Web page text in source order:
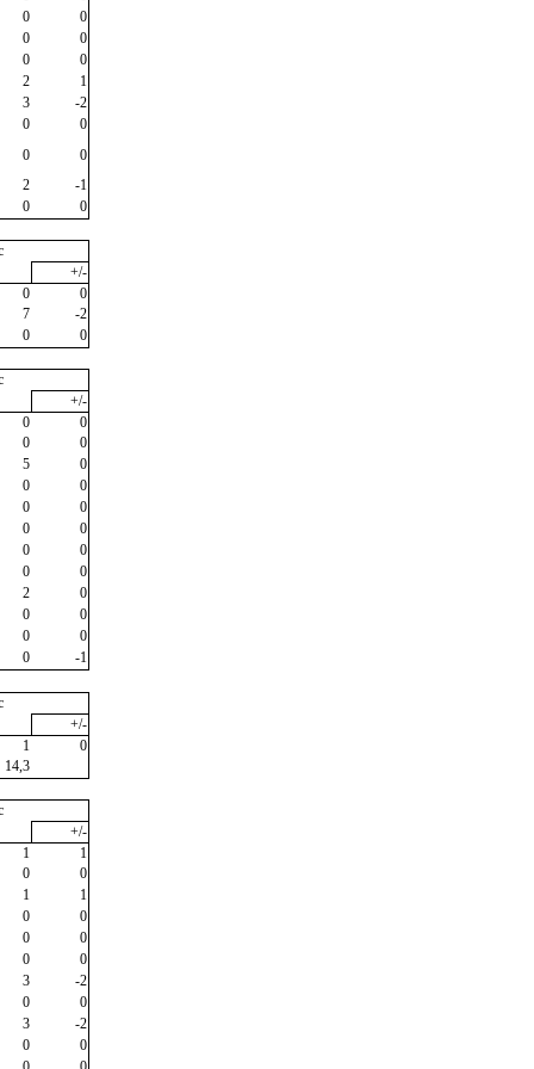
0
0
0
0
0
0
2
1
3
-2
0
0
0
0
2
-1
0
0
+/-
0
0
7
-2
0
0
+/-
0
0
0
0
5
0
0
0
0
0
0
0
0
0
0
0
2
0
0
0
0
0
0
-1
+/-
1
0
14,3
+/-
1
1
0
0
1
1
0
0
0
0
0
0
3
-2
0
0
3
-2
0
0